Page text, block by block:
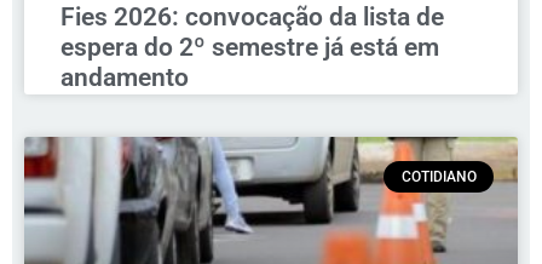
Fies 2026: convocação da lista de
espera do 2º semestre já está em
andamento
COTIDIANO